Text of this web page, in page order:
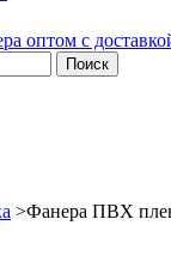
Поиск
>Фанера ПВХ